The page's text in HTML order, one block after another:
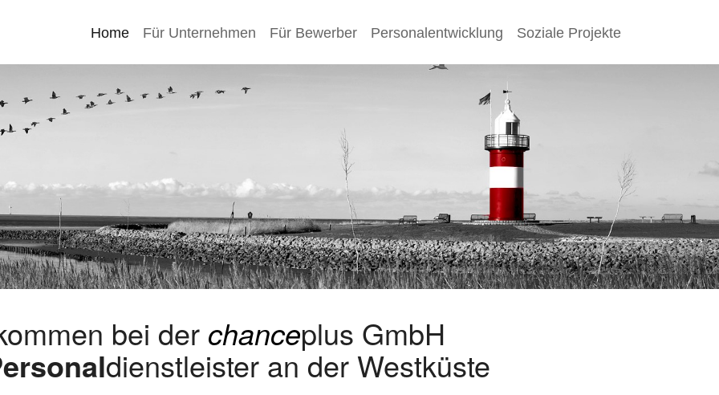
Home Für Unternehmen Für Bewerber Personalentwicklung Soziale Projekte
bei der chanceplus GmbH
dienstleister an der Westküste